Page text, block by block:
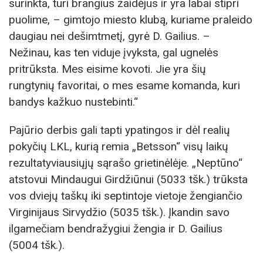
surinkta, turi brangius žaidėjus ir yra labai stipri
puolime, – gimtojo miesto klubą, kuriame praleido
daugiau nei dešimtmetį, gyrė D. Gailius. –
Nežinau, kas ten viduje įvyksta, gal ugnelės
pritrūksta. Mes eisime kovoti. Jie yra šių
rungtynių favoritai, o mes esame komanda, kuri
bandys kažkuo nustebinti.“
Pajūrio derbis gali tapti ypatingos ir dėl realių
pokyčių LKL, kurią remia „Betsson“ visų laikų
rezultatyviausiųjų sąrašo grietinėlėje. „Neptūno“
atstovui Mindaugui Girdžiūnui (5033 tšk.) trūksta
vos dviejų taškų iki septintoje vietoje žengiančio
Virginijaus Sirvydžio (5035 tšk.). Įkandin savo
ilgamečiam bendražygiui žengia ir D. Gailius
(5004 tšk.).